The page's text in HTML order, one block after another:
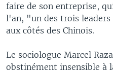
faire de son entreprise,
l'an, "un des trois
aux côtés des Chinois.
Le sociologue Marcel
obstinément insensible à